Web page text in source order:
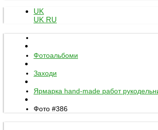
UK
UK RU
Фотоальбоми
Заходи
Ярмарка hand-made работ
Фото #386